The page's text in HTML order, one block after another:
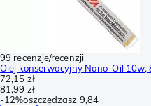
99 recenzje/recenzji
Olej konserwacyjny Nano-Oil 10w,
72,15 zł
81,99 zł
-12%oszczędzasz 9,84